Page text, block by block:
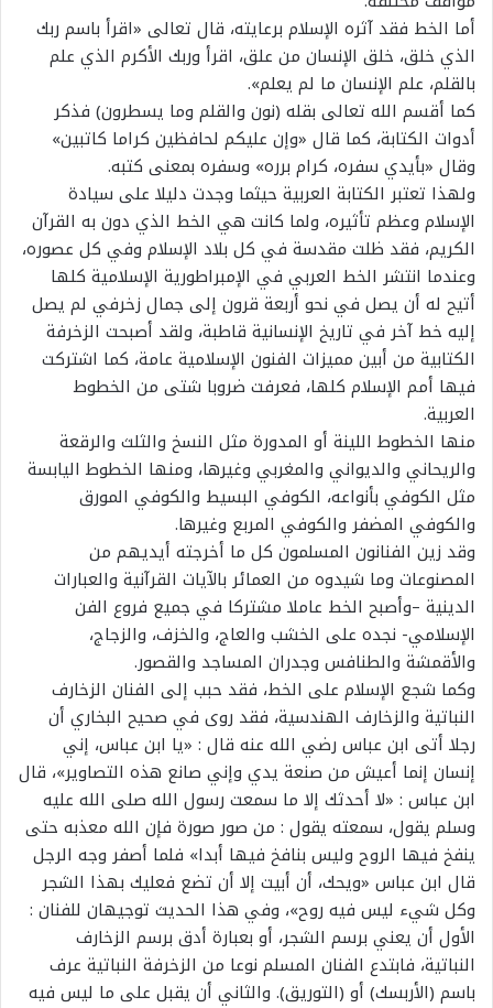
أما الخط فقد آثره الإسلام برعايته، قال تعالى «اقرأ باسم ربك
الذي خلق، خلق الإنسان من علق، اقرأ وربك الأكرم الذي علم
بالقلم، علم الإنسان ما لم يعلم».
كما أقسم الله تعالى بقله (نون والقلم وما يسطرون) فذكر
أدوات الكتابة، كما قال «وإن عليكم لحافظين كراما كاتبين»
وقال «بأيدي سفره، كرام برره» وسفره بمعنى كتبه.
ولهذا تعتبر الكتابة العربية حيثما وجدت دليلا على سيادة
الإسلام وعظم تأثيره، ولما كانت هي الخط الذي دون به القرآن
الكريم، فقد ظلت مقدسة في كل بلاد الإسلام وفي كل عصوره،
وعندما انتشر الخط العربي في الإمبراطورية الإسلامية كلها
أتيح له أن يصل في نحو أربعة قرون إلى جمال زخرفي لم يصل
إليه خط آخر في تاريخ الإنسانية قاطبة، ولقد أصبحت الزخرفة
الكتابية من أبين مميزات الفنون الإسلامية عامة، كما اشتركت
فيها أمم الإسلام كلها، فعرفت ضروبا شتى من الخطوط
العربية.
منها الخطوط اللينة أو المدورة مثل النسخ والثلث والرقعة
والريحاني والديواني والمغربي وغيرها، ومنها الخطوط اليابسة
مثل الكوفي بأنواعه، الكوفي البسيط والكوفي المورق
والكوفي المضفر والكوفي المربع وغيرها.
وقد زين الفنانون المسلمون كل ما أخرجته أيديهم من
المصنوعات وما شيدوه من العمائر بالآيات القرآنية والعبارات
الدينية –وأصبح الخط عاملا مشتركا في جميع فروع الفن
الإسلامي- نجده على الخشب والعاج، والخزف، والزجاج،
والأقمشة والطنافس وجدران المساجد والقصور.
وكما شجع الإسلام على الخط، فقد حبب إلى الفنان الزخارف
النباتية والزخارف الهندسية، فقد روى في صحيح البخاري أن
رجلا أتى ابن عباس رضي الله عنه قال : «يا ابن عباس، إني
إنسان إنما أعيش من صنعة يدي وإني صانع هذه التصاوير»، قال
ابن عباس : «لا أحدثك إلا ما سمعت رسول الله صلى الله عليه
وسلم يقول، سمعته يقول : من صور صورة فإن الله معذبه حتى
ينفخ فيها الروح وليس بنافخ فيها أبدا» فلما أصفر وجه الرجل
قال ابن عباس «ويحك، أن أبيت إلا أن تضع فعليك بهذا الشجر
وكل شيء ليس فيه روح»، وفي هذا الحديث توجيهان للفنان :
الأول أن يعني برسم الشجر، أو بعبارة أدق برسم الزخارف
النباتية، فابتدع الفنان المسلم نوعا من الزخرفة النباتية عرف
باسم (الأربسك) أو (التوريق). والثاني أن يقبل على ما ليس فيه